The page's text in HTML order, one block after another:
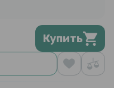
Купить